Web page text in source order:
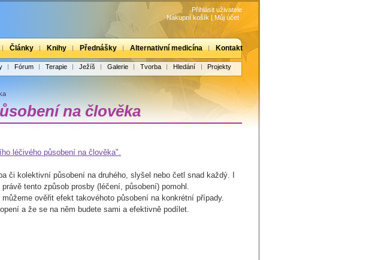
Přihlásit uživatele
Nákupní košík | Můj účet
Články Knihy Přednášky Alternativní medicína Kontakt
Fórum Terapie Ježíš Galerie Tvorba Hledání Projekty
na člověka
léčivého působení na člověka".
či kolektivní působení na druhého, slyšel nebo četl snad každý. I
tento způsob prosby (léčení, působení) pomohl.
ověřit efekt takovéhoto působení na konkrétní případy.
a že se na něm budete sami a efektivně podílet.